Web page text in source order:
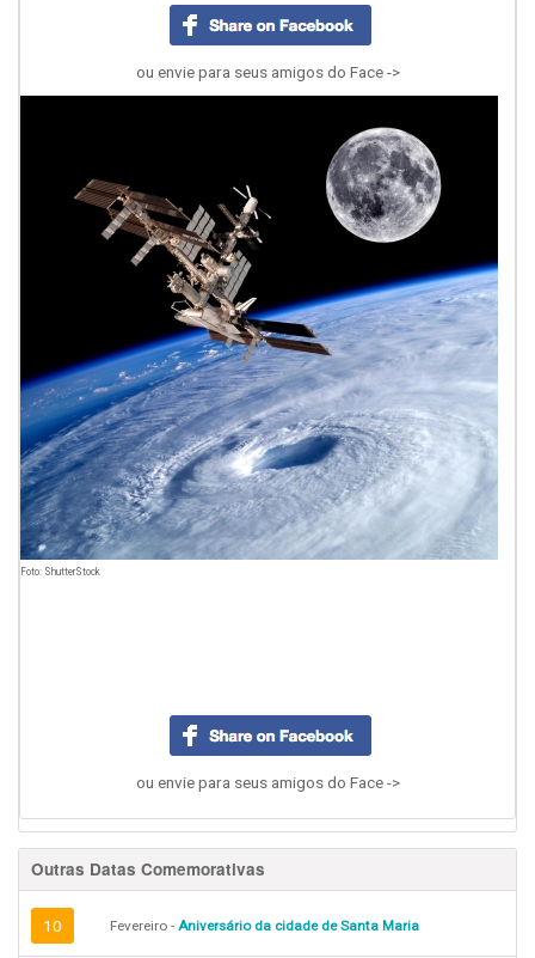
ou envie para seus amigos do Face ->
Foto: ShutterStock
ou envie para seus amigos do Face ->
Outras Datas Comemorativas
10 Fevereiro - Aniversário da cidade de Santa Maria